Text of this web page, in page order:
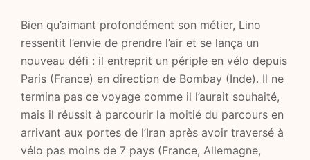
Bien qu’aimant profondément son métier, Lino
ressentit l’envie de prendre l’air et se lança un
nouveau défi : il entreprit un périple en vélo depuis
Paris (France) en direction de Bombay (Inde). Il ne
termina pas ce voyage comme il l’aurait souhaité,
mais il réussit à parcourir la moitié du parcours en
arrivant aux portes de l’Iran après avoir traversé à
vélo pas moins de 7 pays (France, Allemagne,